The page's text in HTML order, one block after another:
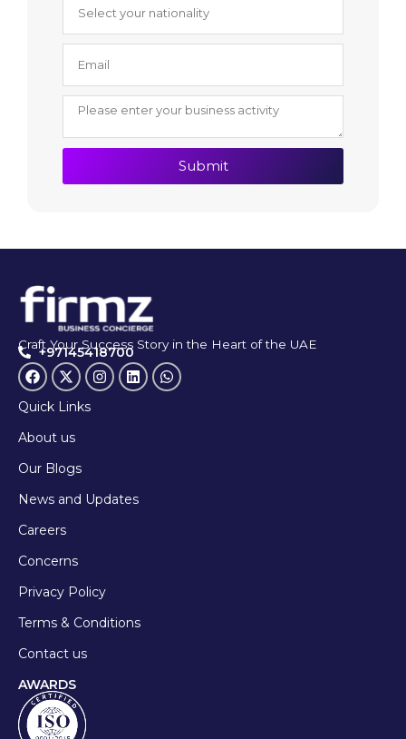
Submit
Craft Your Success Story in the Heart of the UAE
+97145418700
Quick Links
About us
Our Blogs
News and Updates
Careers
Concerns
Privacy Policy
Terms & Conditions
Contact us
AWARDS